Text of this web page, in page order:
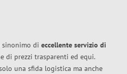
sinonimo di eccellente servizio di
di prezzi trasparenti ed equi.
una sfida logistica ma anche